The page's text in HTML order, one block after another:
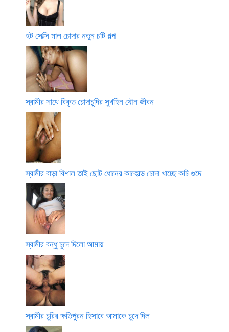
হট সেক্সি মাল চোদার নতুন চটি গল্প
স্বামীর সাথে বিকৃত চোদাচুদির সুখহিন যৌন জীবন
স্বামীর বাড়া বিশাল তাই ছোট ধোনের কাকোল্ড চোদা খাচ্ছে কচি গুদে
স্বামীর বন্ধু চুদে দিলো আমায়
স্বামীর চুরির ক্ষতিপুরন হিসাবে আমাকে চুদে দিল